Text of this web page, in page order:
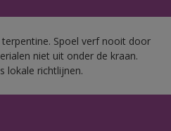
Spoel verf nooit door
niet uit onder de kraan.
lokale richtlijnen.